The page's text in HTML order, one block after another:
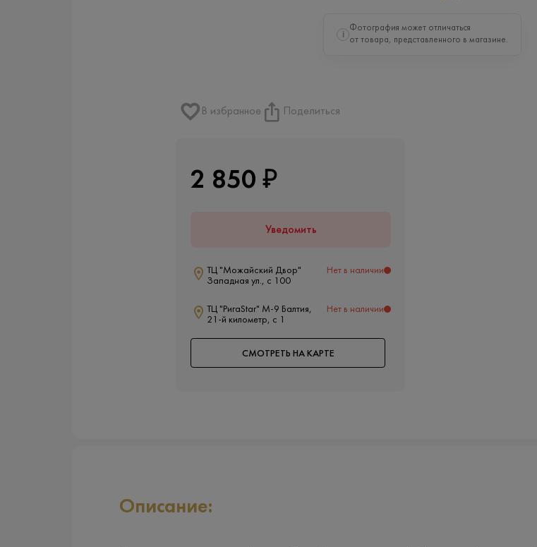
i
Фотография может отличаться
от товара, представленного в магазине.
В избранное Поделиться
2 850 ₽
Уведомить
ТЦ "Можайский Двор"
Западная ул., с 100
Нет в наличии
ТЦ "РигаStar" М-9 Балтия,
21-й километр, с 1
Нет в наличии
СМОТРЕТЬ НА КАРТЕ
Описание: